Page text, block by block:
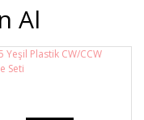
Al